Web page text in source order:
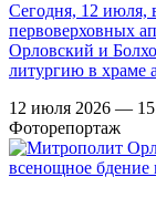
Сегодня, 12 июля,
первоверховных
Орловский и
литургию в храме
12 июля 2026 —
Фоторепортаж